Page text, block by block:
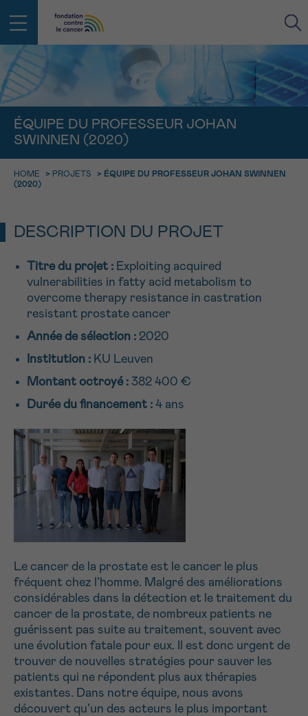
ÉQUIPE DU PROFESSEUR JOHAN
SWINNEN (2020)
HOME > PROJETS > ÉQUIPE DU PROFESSEUR JOHAN SWINNEN
(2020)
DESCRIPTION DU PROJET
Titre du projet : Exploiting acquired
vulnerabilities in fatty acid metabolism to
overcome therapy resistance in castration
resistant prostate cancer
Année de sélection : 2020
Institution : KU Leuven
Montant octroyé : 382 400 €
Durée du financement : 4 ans
Le cancer de la prostate est le cancer le plus
fréquent chez l’homme. Malgré des améliorations
considérables dans la détection et le traitement du
cancer de la prostate, de nombreux patients ne
guérissent pas suite au traitement, souvent avec
une évolution fatale pour eux. Il est donc urgent de
trouver de nouvelles stratégies pour sauver les
patients qui ne répondent plus aux thérapies
existantes. Dans notre équipe, nous avons
découvert qu’un des acteurs le plus important
FACE AU CANCER VOUS N’ÊTES
PAS SEUL
Des professionnels pour répondre à toutes vos
Contactez-nous
0800 15 801 lu-ve 9h à 18h
Via le formulaire de contact
En savoir plus sur Cancerinfo
RETOUR
NOM
PRÉNOM
E-MAIL
VOTRE QUESTION
Je souhaite recevoir la Newsletter
J’accepte les
conditions d’utilisations
*CHAMP OBLIGATOIRE
Envoyer
RETOUR
Rendez-vous Question Coordonnées Confirmation
11h-13h
13h-16h
Suivant